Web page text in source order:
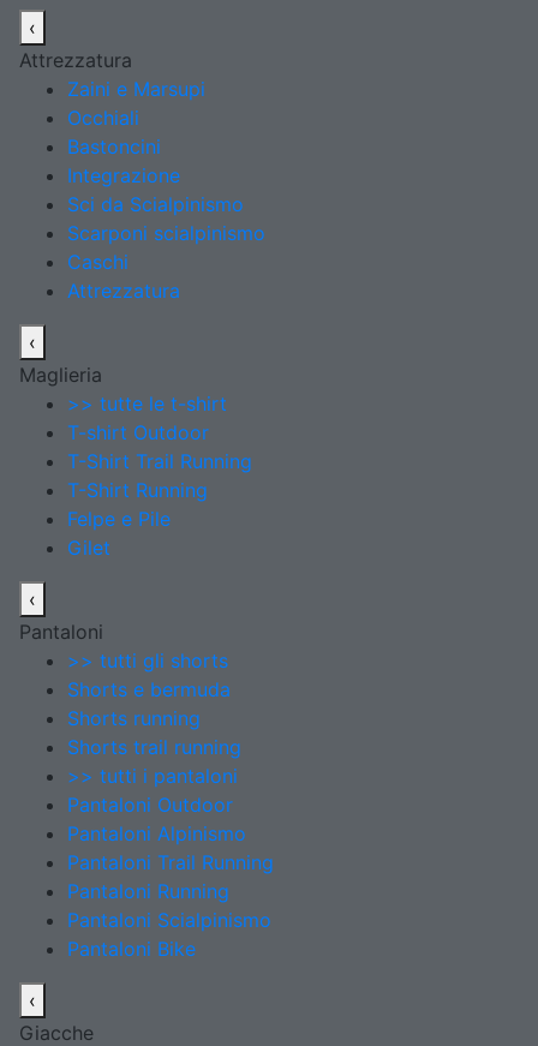
‹
Attrezzatura
Zaini e Marsupi
Occhiali
Bastoncini
Integrazione
Sci da Scialpinismo
Scarponi scialpinismo
Caschi
Attrezzatura
‹
Maglieria
>> tutte le t-shirt
T-shirt Outdoor
T-Shirt Trail Running
T-Shirt Running
Felpe e Pile
Gilet
‹
Pantaloni
>> tutti gli shorts
Shorts e bermuda
Shorts running
Shorts trail running
>> tutti i pantaloni
Pantaloni Outdoor
Pantaloni Alpinismo
Pantaloni Trail Running
Pantaloni Running
Pantaloni Scialpinismo
Pantaloni Bike
‹
Giacche